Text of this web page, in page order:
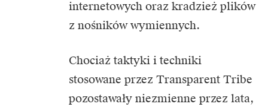
internetowych oraz kradzież plików
z nośników wymiennych.
Chociaż taktyki i techniki
stosowane przez Transparent Tribe
pozostawały niezmienne przez lata,